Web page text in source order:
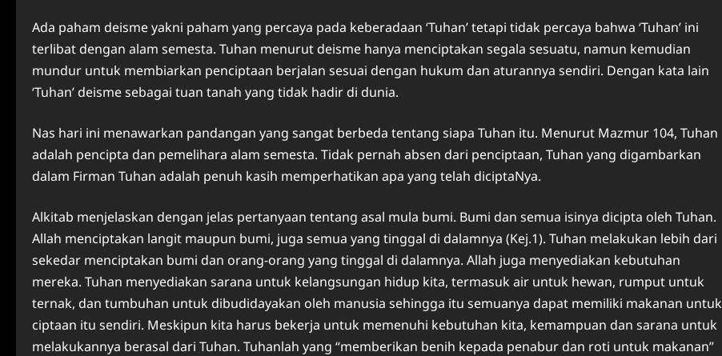
Ada paham deisme yakni paham yang percaya pada keberadaan ‘Tuhan’ tetapi tidak percaya bahwa ‘Tuhan’ ini
terlibat dengan alam semesta. Tuhan menurut deisme hanya menciptakan segala sesuatu, namun kemudian
mundur untuk membiarkan penciptaan berjalan sesuai dengan hukum dan aturannya sendiri. Dengan kata lain
‘Tuhan’ deisme sebagai tuan tanah yang tidak hadir di dunia.
Nas hari ini menawarkan pandangan yang sangat berbeda tentang siapa Tuhan itu. Menurut Mazmur 104, Tuhan
adalah pencipta dan pemelihara alam semesta. Tidak pernah absen dari penciptaan, Tuhan yang digambarkan
dalam Firman Tuhan adalah penuh kasih memperhatikan apa yang telah diciptaNya.
Alkitab menjelaskan dengan jelas pertanyaan tentang asal mula bumi. Bumi dan semua isinya dicipta oleh Tuhan.
Allah menciptakan langit maupun bumi, juga semua yang tinggal di dalamnya (Kej.1). Tuhan melakukan lebih dari
sekedar menciptakan bumi dan orang-orang yang tinggal di dalamnya. Allah juga menyediakan kebutuhan
mereka. Tuhan menyediakan sarana untuk kelangsungan hidup kita, termasuk air untuk hewan, rumput untuk
ternak, dan tumbuhan untuk dibudidayakan oleh manusia sehingga itu semuanya dapat memiliki makanan untuk
ciptaan itu sendiri. Meskipun kita harus bekerja untuk memenuhi kebutuhan kita, kemampuan dan sarana untuk
melakukannya berasal dari Tuhan. Tuhanlah yang “memberikan benih kepada penabur dan roti untuk makanan”